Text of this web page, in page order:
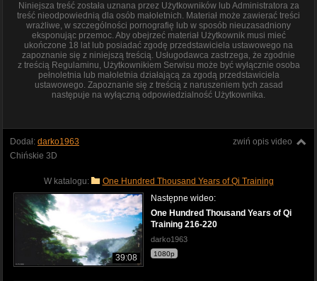
Niniejsza treść została uznana przez Użytkowników lub Administratora za
treść nieodpowiednią dla osób małoletnich. Materiał może zawierać treści
wrażliwe, w szczególności pornografię lub w sposób nieuzasadniony
eksponując przemoc. Aby obejrzeć materiał Użytkownik musi mieć
ukończone 18 lat lub posiadać zgodę przedstawiciela ustawowego na
zapoznanie się z niniejszą treścią. Usługodawca zastrzega, że zgodnie
z treścią Regulaminu, Użytkownikiem Serwisu może być wyłącznie osoba
pełnoletnia lub małoletnia działającą za zgodą przedstawiciela
ustawowego. Zapoznanie się z treścią z naruszeniem tych zasad
następuje na wyłączną odpowiedzialność Użytkownika.
zwiń opis video
Dodał: darko1963
Chińskie 3D
W katalogu: One Hundred Thousand Years of Qi Training
39:08
Następne wideo:
One Hundred Thousand Years of Qi
Training 216-220
darko1963
1080p